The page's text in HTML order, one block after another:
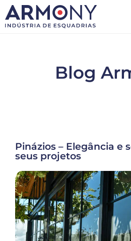
Blog
Pinázios – Elegância e
seus projetos